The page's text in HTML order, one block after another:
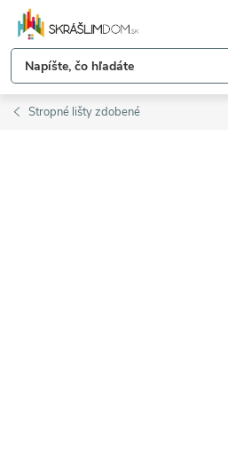
Prejsť
obsah
Stropné lišty zdobené